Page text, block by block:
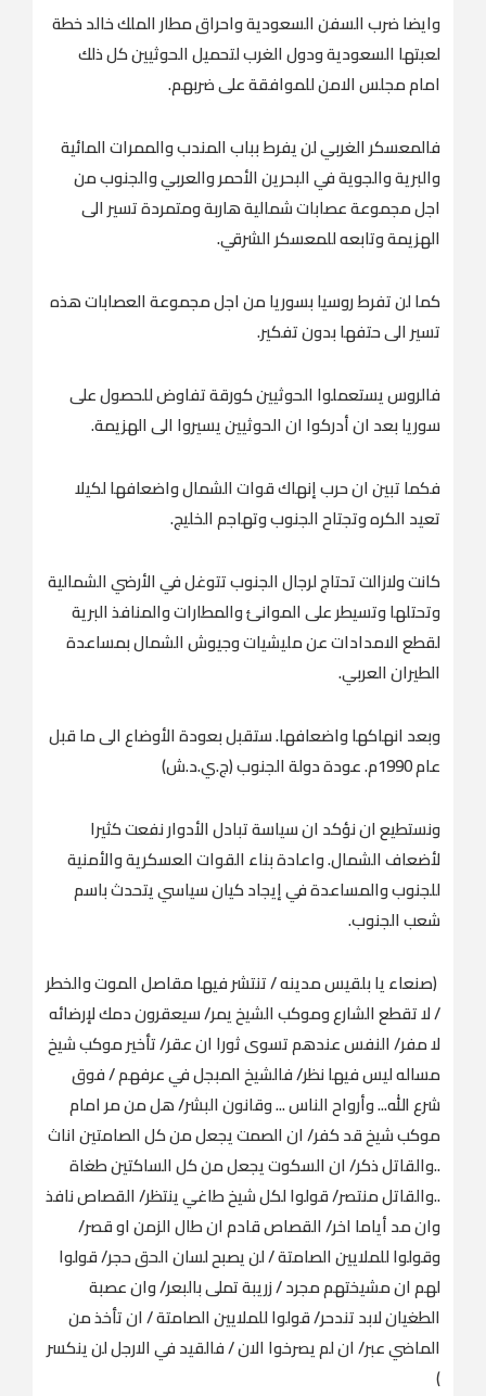
وايضا ضرب السفن السعودية واحراق مطار الملك خالد خطة
لعبتها السعودية ودول الغرب لتحميل الحوثيين كل ذلك
امام مجلس الامن للموافقة على ضربهم.
فالمعسكر الغربي لن يفرط بباب المندب والممرات المائية
والبرية والجوية في البحرين الأحمر والعربي والجنوب من
اجل مجموعة عصابات شمالية هاربة ومتمردة تسير الى
الهزيمة وتابعه للمعسكر الشرقي.
كما لن تفرط روسيا بسوريا من اجل مجموعة العصابات هذه
تسير الى حتفها بدون تفكير.
فالروس يستعملوا الحوثيين كورقة تفاوض للحصول على
سوريا بعد ان أدركوا ان الحوثيين يسيروا الى الهزيمة.
فكما تبين ان حرب إنهاك قوات الشمال واضعافها لكيلا
تعيد الكره وتجتاح الجنوب وتهاجم الخليج.
كانت ولازالت تحتاج لرجال الجنوب تتوغل في الأرضي الشمالية
وتحتلها وتسيطر على الموانئ والمطارات والمنافذ البرية
لقطع الامدادات عن مليشيات وجيوش الشمال بمساعدة
الطيران العربي.
وبعد انهاكها واضعافها. ستقبل بعودة الأوضاع الى ما قبل
عام 1990م. عودة دولة الجنوب (ج.ي.د.ش)
ونستطيع ان نؤكد ان سياسة تبادل الأدوار نفعت كثيرا
لأضعاف الشمال. واعادة بناء القوات العسكرية والأمنية
للجنوب والمساعدة في إيجاد كيان سياسي يتحدث باسم
شعب الجنوب.
(صنعاء يا بلقيس مدينه / تنتشر فيها مقاصل الموت والخطر
/ لا تقطع الشارع وموكب الشيخ يمر/ سيعقرون دمك لإرضائه
لا مفر/ النفس عندهم تسوى ثورا ان عقر/ تأخير موكب شيخ
مساله ليس فيها نظر/ فالشيخ المبجل في عرفهم / فوق
شرع الله... وأرواح الناس ... وقانون البشر/ هل من مر امام
موكب شيخ قد كفر/ ان الصمت يجعل من كل الصامتين اناث
..والقاتل ذكر/ ان السكوت يجعل من كل الساكتين طغاة
..والقاتل منتصر/ قولوا لكل شيخ طاغي ينتظر/ القصاص نافذ
وان مد أياما اخر/ القصاص قادم ان طال الزمن او قصر/
وقولوا للملايين الصامتة / لن يصبح لسان الحق حجر/ قولوا
لهم ان مشيختهم مجرد / زريبة تملى بالبعر/ وان عصبة
الطغيان لابد تندحر/ قولوا للملايين الصامتة / ان تأخذ من
الماضي عبر/ ان لم يصرخوا الان / فالقيد في الارجل لن ينكسر
)